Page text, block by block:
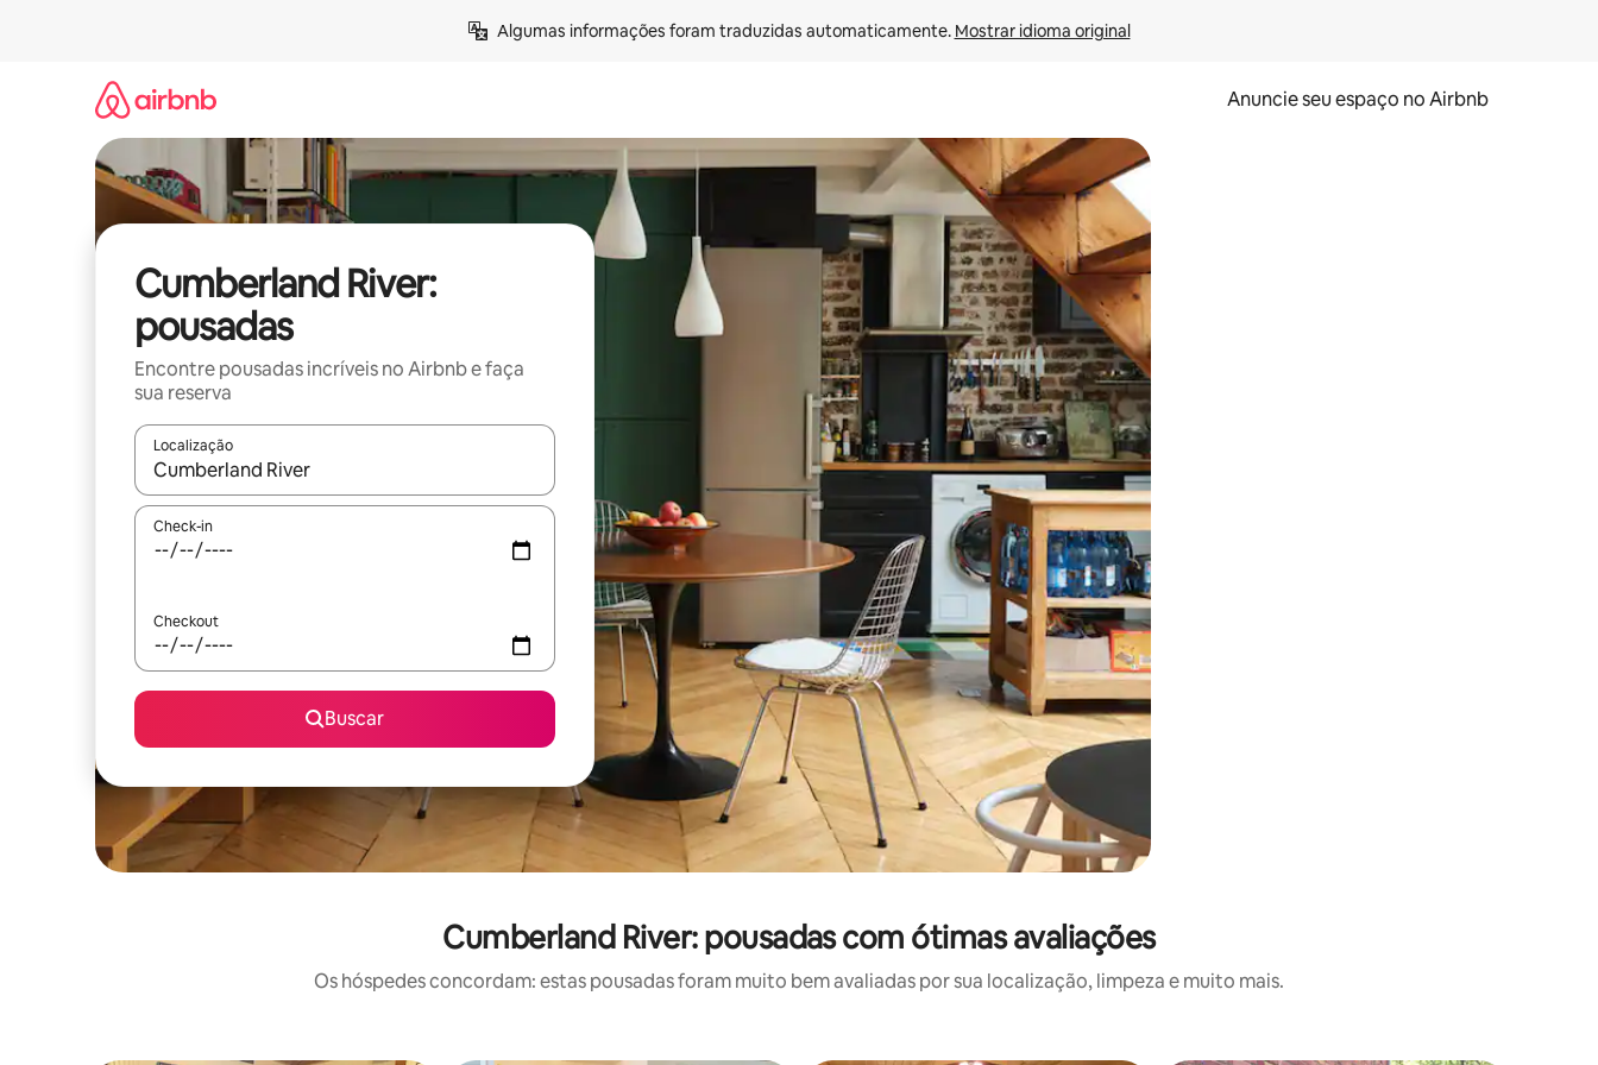
Algumas informações foram traduzidas automaticamente. Mostrar idioma original
Anuncie seu espaço no Airbnb
Cumberland River:
pousadas
Encontre pousadas incríveis no Airbnb e faça
sua reserva
Localização
Quando os resultados estiverem disponíveis, explore-os usando as seta para cima e para baixo do teclado ou tocando e deslizando o dedo na tela.
Check-in
Checkout
Buscar
Cumberland River: pousadas com ótimas avaliações
Os hóspedes concordam: estas pousadas foram muito bem avaliadas por sua localização, limpeza e muito mais.